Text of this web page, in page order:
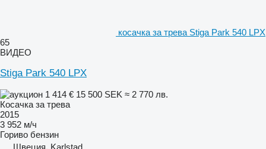
косачка за трева Stiga Park 540 LPX
65
ВИДЕО
Stiga Park 540 LPX
1 414 € 15 500 SEK ≈ 2 770 лв.
Косачка за трева
2015
3 952 м/ч
Гориво бензин
Швеция, Karlstad